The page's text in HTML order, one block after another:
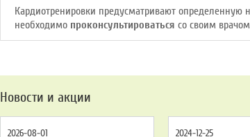
Кардиотренировки предусматривают
необходимо проконсультироваться со своим
Новости и акции
2026-08-01 2024-12-25